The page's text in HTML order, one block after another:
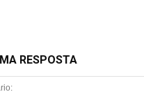
RESPOSTA